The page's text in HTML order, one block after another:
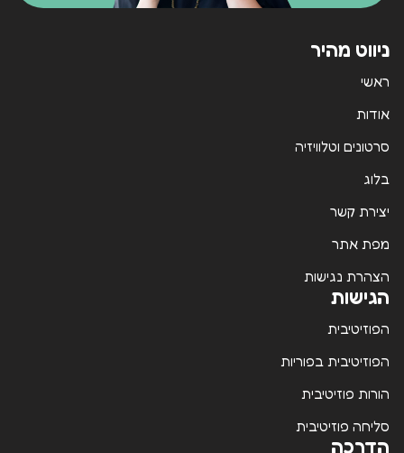
ניווט מהיר
ראשי
אודות
סרטונים וטלוויזיה
בלוג
יצירת קשר
מפת אתר
הצהרת נגישות
הגישות
הפוזיטיבית
הפוזיטיבית בפוריות
הורות פוזיטיבית
סליחה פוזיטיבית
הדרכה